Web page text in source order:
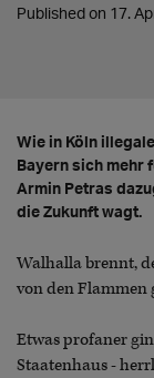
Published on 17.
Wie in Köln
Bayern sich mehr
Armin Petras
die Zukunft wagt.
Walhalla brennt,
von den
Etwas profaner
Staatenhaus -